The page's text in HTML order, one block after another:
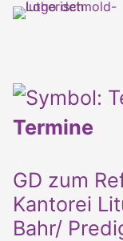
Termine
GD zum
Kantorei
Bahr/